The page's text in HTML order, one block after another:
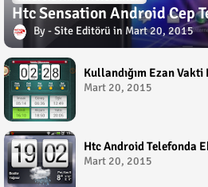
Htc Sensation Android Cep
Site Editörü Mart 20, 2015
Kullandığım Ezan
Mart 20, 2015
Htc Android Telefonda
Mart 20, 2015